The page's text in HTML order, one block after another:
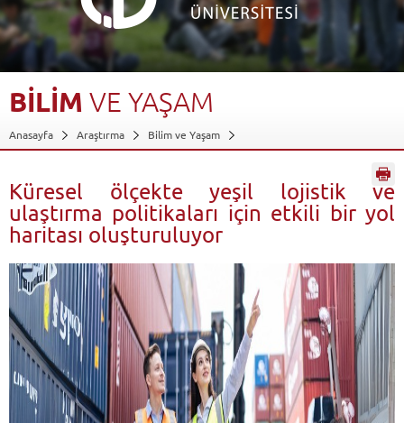
BİLİM VE YAŞAM
Anasayfa Araştırma
Bilim ve Yaşam
Geri Dön
Küresel ölçekte yeşil lojistik ve
ulaştırma politikaları için etkili bir yol
haritası oluşturuluyor